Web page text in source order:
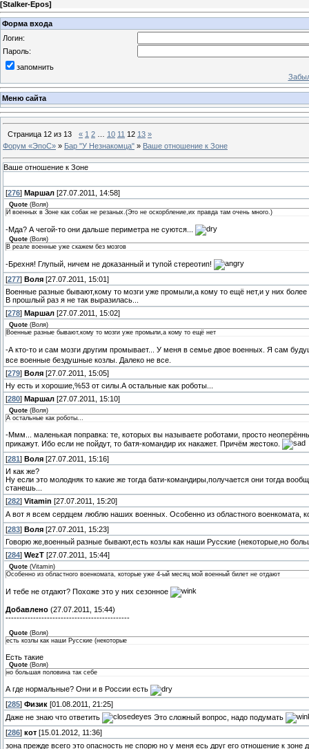
[Stalker-Epos]
Форма входа
Логин:
Пароль:
запомнить
Меню сайта
Страница 12 из 13 « 1 2 10 11 12 13 »
Форум «ЭпоС» » Бар "У Незнакомца" » Ваше отношение к Зоне
Ваше отношение к Зоне
[276] Маршал [27.07.2011, 14:58]
Quote (Воля)
И военных в Зоне как собак не резаных.(Это не оскорбление,их правда там очень много.)
-Мда? А чегой-то они дальше периметра не суются...
Quote (Воля)
В реале военные уже скажем без мозгов
-Брехня! Глупый, ничем не доказанный и тупой стереотип!
[277] Воля [27.07.2011, 15:01]
Военные разные бывают,кому то мозги уже промыли,а кому то ещё нет,и у них
В прошлый раз я не так выразилась...
[278] Маршал [27.07.2011, 15:02]
Quote (Воля)
Военные разные бывают,кому то мозги уже промыли,а кому то ещё нет
-А кто-то и сам мозги другим промывает... У меня в семье двое военных. Я сам
все военные бездушные козлы. Далеко не все.
[279] Воля [27.07.2011, 15:05]
Ну есть и хорошие,%53 от силы.А остальные как роботы...
[280] Маршал [27.07.2011, 15:10]
Quote (Воля)
А остальные как роботы...
-Ммм... маленькая поправка: те, которых вы называете роботами, просто
прикажут. Ибо если не пойдут, то батя-командир их накажет. Причём жестоко.
[281 ] Воля [27.07.2011, 15:16]
И как же?
Ну если это молодняк то какие же тогда бати-командиры,получается они тогда
станешь...
[282] Vitamin [27.07.2011, 15:20]
А вот я всем сердцем люблю наших военных. Особенно из областного военкомата,
[283] Воля [27.07.2011, 15:23]
Говорю же,военный разные бывают,есть козлы как наши Русские (некоторые,но
[284] WezT [27.07.2011, 15:44]
Quote (Vitamin)
Особенно из областного военкомата, которые уже 4-ый месяц мой военный билет не отдают
И тебе не отдают? Похоже это у них сезонное
Добавлено (27.07.2011, 15:44)
---------------------------------------------
Quote (Воля)
есть козлы как наши Русские (некоторые
Есть такие
Quote (Воля)
но большая половина так себе
А где нормальные? Они и в России есть
[285] Физик [01.08.2011, 21:25]
Даже не знаю что ответить
Это сложный вопрос, надо подумать
[286] кот [15.01.2012, 11:36]
зона прежде всего это опасность не спорю но у меня есь друг его отношение к зоне